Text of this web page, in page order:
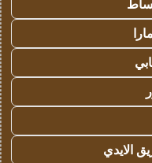
الايدي